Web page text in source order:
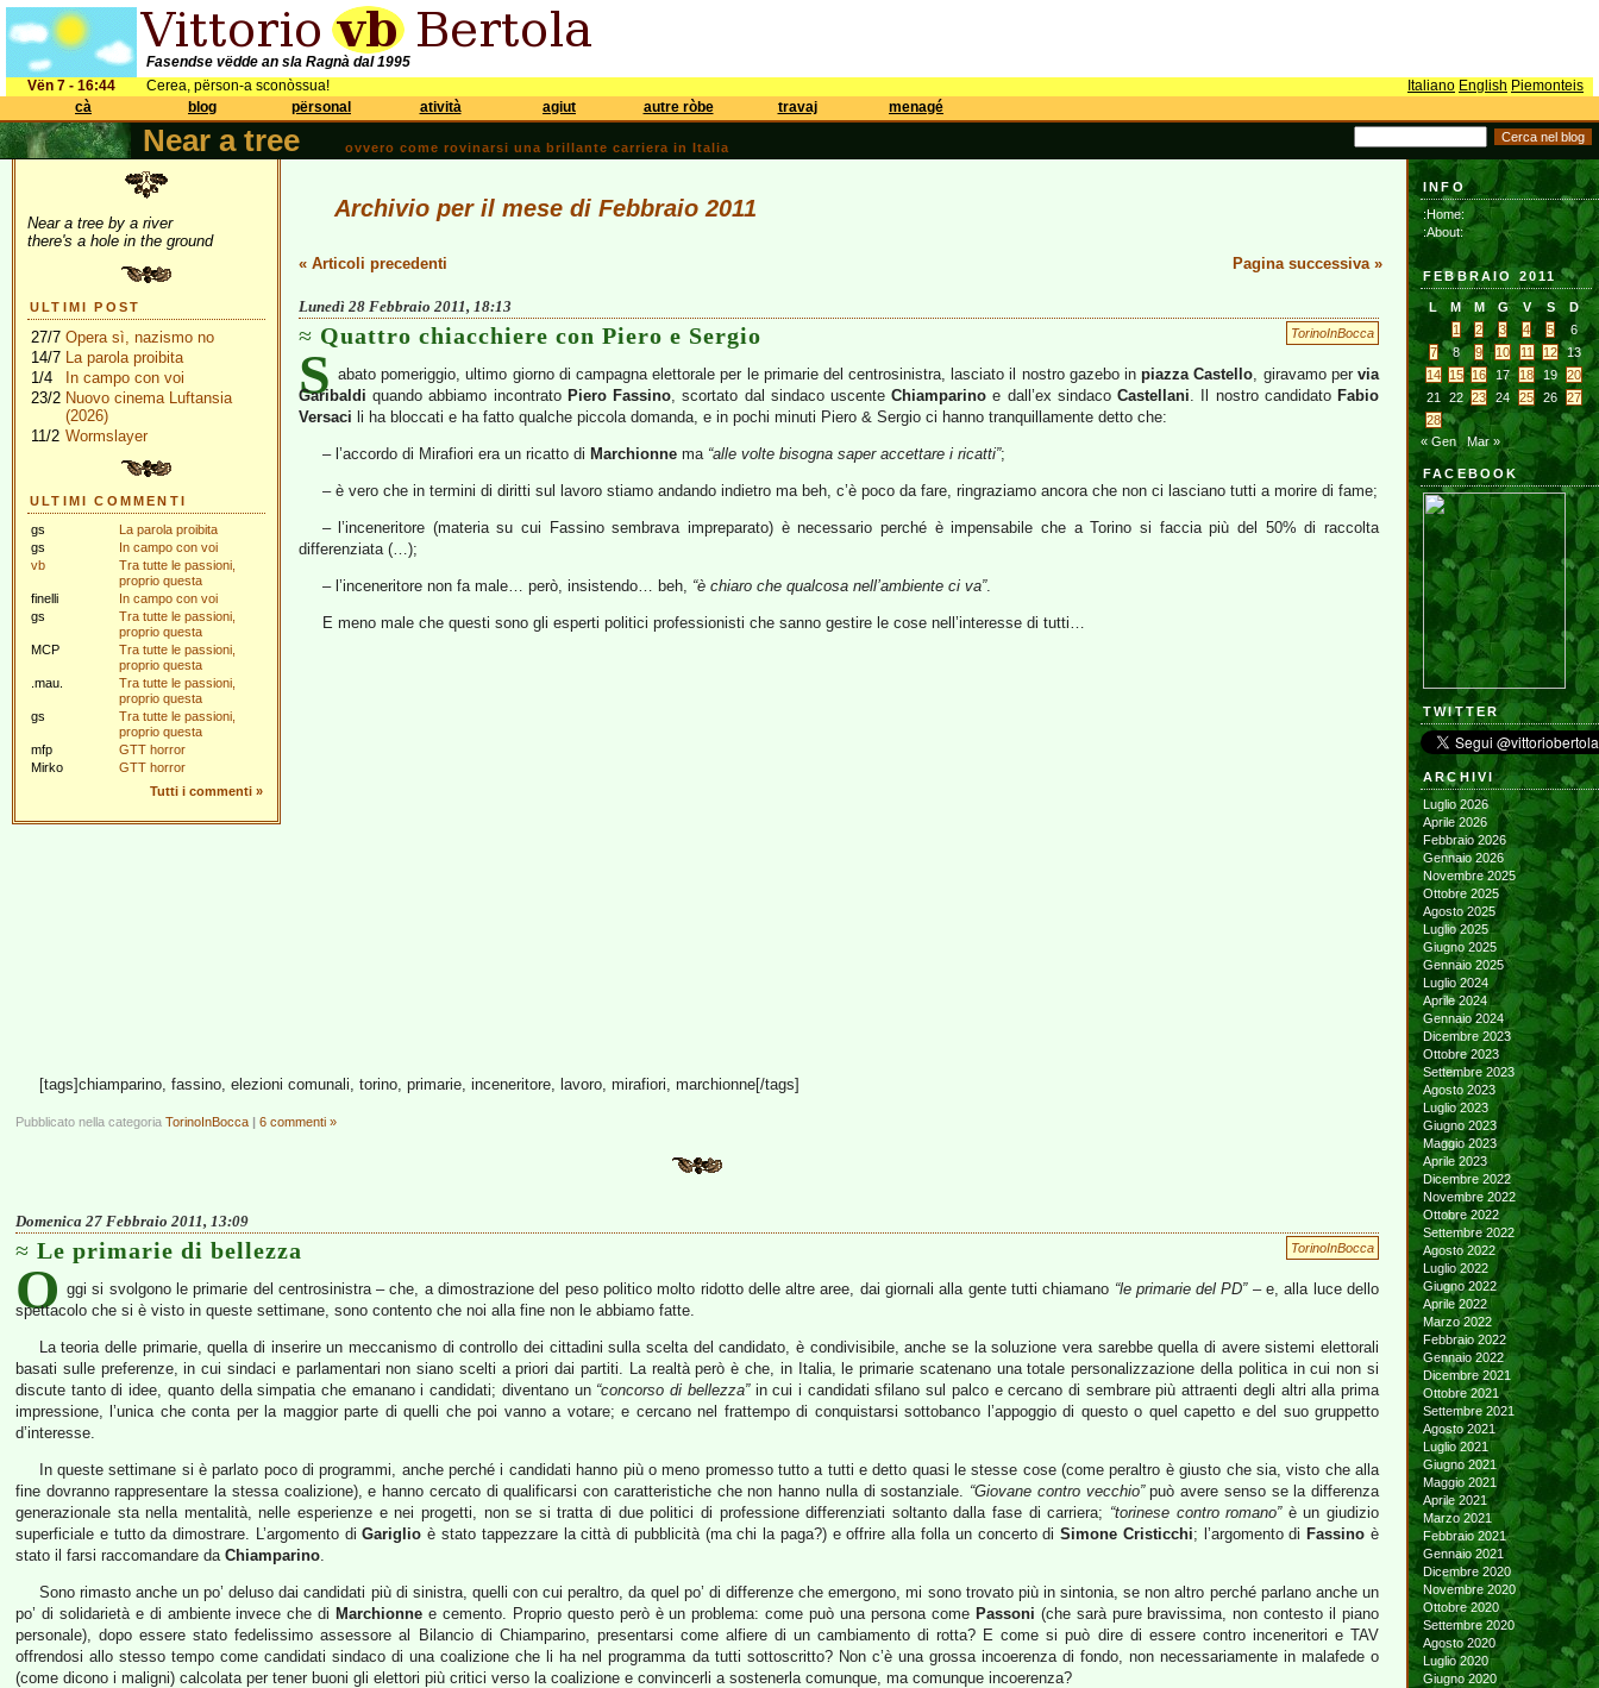
Fasendse vëdde an sla Ragnà dal 1995
Vën 7 - 16:44
Cerea, përson-a sconòssua! Italiano English Piemonteis
cà
blog përsonal atività agiut autre ròbe travaj menagé
Near a tree ovvero come rovinarsi una brillante carriera in Italia
Near a tree by a river
there's a hole in the ground
ULTIMI POST
27/7 Opera sì, nazismo no
14/7 La parola proibita
1/4
In campo con voi
23/2 Nuovo cinema Luftansia
(2026)
11/2 Wormslayer
ULTIMI COMMENTI
gs
La parola proibita
gs
In campo con voi
vb
Tra tutte le passioni,
proprio questa
finelli
In campo con voi
gs
Tra tutte le passioni,
proprio questa
MCP
Tra tutte le passioni,
proprio questa
.mau.
Tra tutte le passioni,
proprio questa
gs
Tra tutte le passioni,
proprio questa
mfp
GTT horror
Mirko
GTT horror
Tutti i commenti »
Archivio per il mese di Febbraio 2011
« Articoli precedenti Pagina successiva »
Lunedì 28 Febbraio 2011, 18:13
TorinoInBocca
Quattro chiacchiere con Piero e Sergio
S abato pomeriggio, ultimo giorno di campagna elettorale per le primarie del centrosinistra, lasciato il nostro gazebo inpiazza Castello, giravamo pervia
Garibaldi quando abbiamo incontrato Piero Fassino, scortato dal sindaco uscenteChiamparino e dall’ex sindacoCastellani. Il nostro candidato Fabio
Versaci li ha bloccati e ha fatto qualche piccola domanda, e in pochi minuti Piero & Sergio ci hanno tranquillamente detto che:
– l’accordo di Mirafiori era un ricatto di Marchionnema “alle volte bisogna saper accettare i ricatti”;
– è vero che in termini di diritti sul lavoro stiamo andando indietro ma beh, c’è poco da fare, ringraziamo ancora che non ci lasciano tutti a morire di fame;
– l’inceneritore (materia su cui Fassino sembrava impreparato) è necessario perché è impensabile che a Torino si faccia più del 50% di raccolta
differenziata (…);
– l’inceneritore non fa male… però, insistendo… beh, “è chiaro che qualcosa nell’ambiente ci va”.
E meno male che questi sono gli esperti politici professionisti che sanno gestire le cose nell’interesse di tutti…
[tags]chiamparino, fassino, elezioni comunali, torino, primarie, inceneritore, lavoro, mirafiori, marchionne[/tags]
Pubblicato nella categoria TorinoInBocca | 6 commenti »
Domenica 27 Febbraio 2011, 13:09
TorinoInBocca
Le primarie di bellezza
O ggi si svolgono le primarie del centrosinistra – che, a dimostrazione del peso politico molto ridotto delle altre aree, dai giornali alla gente tutti chiamano “le primarie del PD”– e, alla luce dello
spettacolo che si è visto in queste settimane, sono contento che noi alla fine non le abbiamo fatte.
La teoria delle primarie, quella di inserire un meccanismo di controllo dei cittadini sulla scelta del candidato, è condivisibile, anche se la soluzione vera sarebbe quella di avere sistemi elettorali
basati sulle preferenze, in cui sindaci e parlamentari non siano scelti a priori dai partiti. La realtà però è che, in Italia, le primarie scatenano una totale personalizzazione della politica in cui non si
discute tanto di idee, quanto della simpatia che emanano i candidati; diventano un “concorso di bellezza”in cui i candidati sfilano sul palco e cercano di sembrare più attraenti degli altri alla prima
impressione, l’unica che conta per la maggior parte di quelli che poi vanno a votare; e cercano nel frattempo di conquistarsi sottobanco l’appoggio di questo o quel capetto e del suo gruppetto
d’interesse.
In queste settimane si è parlato poco di programmi, anche perché i candidati hanno più o meno promesso tutto a tutti e detto quasi le stesse cose (come peraltro è giusto che sia, visto che alla
fine dovranno rappresentare la stessa coalizione), e hanno cercato di qualificarsi con caratteristiche che non hanno nulla di sostanziale. “Giovane contro vecchio”può avere senso se la differenza
generazionale sta nella mentalità, nelle esperienze e nei progetti, non se si tratta di due politici di professione differenziati soltanto dalla fase di carriera; “torinese contro romano”è un giudizio
superficiale e tutto da dimostrare. L’argomento diGariglio è stato tappezzare la città di pubblicità (ma chi la paga?) e offrire alla folla un concerto diSimone Cristicchi; l’argomento di Fassino è
stato il farsi raccomandare da Chiamparino.
Sono rimasto anche un po’ deluso dai candidati più di sinistra, quelli con cui peraltro, da quel po’ di differenze che emergono, mi sono trovato più in sintonia, se non altro perché parlano anche un
po’ di solidarietà e di ambiente invece che di Marchionne e cemento. Proprio questo però è un problema: come può una persona come Passoni (che sarà pure bravissima, non contesto il piano
personale), dopo essere stato fedelissimo assessore al Bilancio di Chiamparino, presentarsi come alfiere di un cambiamento di rotta? E come si può dire di essere contro inceneritori e TAV
offrendosi allo stesso tempo come candidati sindaco di una coalizione che li ha nel programma da tutti sottoscritto? Non c’è una grossa incoerenza di fondo, non necessariamente in malafede o
(come dicono i maligni) calcolata per tener buoni gli elettori più critici verso la coalizione e convincerli a sostenerla comunque, ma comunque incoerenza?
INFO
:Home:
:About:
FEBBRAIO 2011
L M M G V S
D
1
2 3 4 5
6
7
8 9 10 11 12
13
14
15 16 17 18 19
20
21
22 23 24 25 26
27
28
« Gen
Mar »
FACEBOOK
TWITTER
ARCHIVI
Luglio 2026
Aprile 2026
Febbraio 2026
Gennaio 2026
Novembre 2025
Ottobre 2025
Agosto 2025
Luglio 2025
Giugno 2025
Gennaio 2025
Luglio 2024
Aprile 2024
Gennaio 2024
Dicembre 2023
Ottobre 2023
Settembre 2023
Agosto 2023
Luglio 2023
Giugno 2023
Maggio 2023
Aprile 2023
Dicembre 2022
Novembre 2022
Ottobre 2022
Settembre 2022
Agosto 2022
Luglio 2022
Giugno 2022
Aprile 2022
Marzo 2022
Febbraio 2022
Gennaio 2022
Dicembre 2021
Ottobre 2021
Settembre 2021
Agosto 2021
Luglio 2021
Giugno 2021
Maggio 2021
Aprile 2021
Marzo 2021
Febbraio 2021
Gennaio 2021
Dicembre 2020
Novembre 2020
Ottobre 2020
Settembre 2020
Agosto 2020
Luglio 2020
Giugno 2020